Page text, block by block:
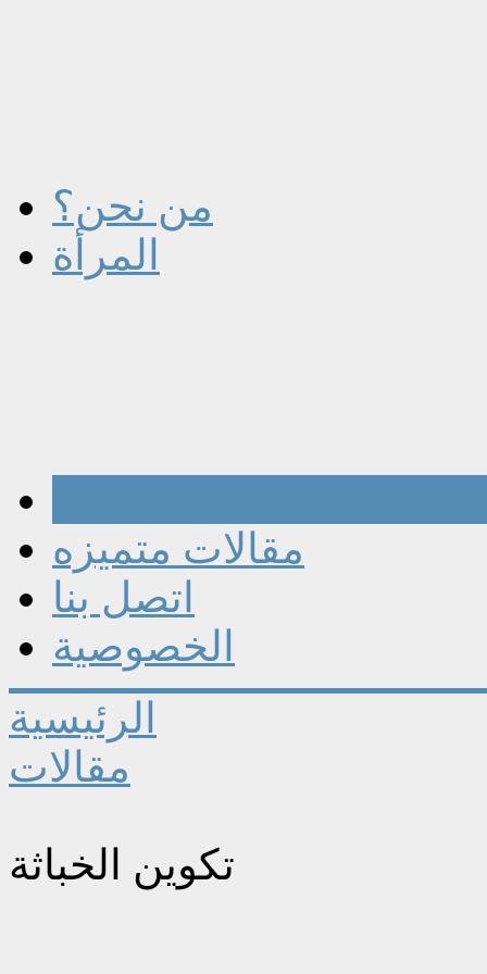
من نحن؟
المرأة
مقالات متميزه
اتصل بنا
الخصوصية
الرئيسية
مقالات
تكوين الخباثة